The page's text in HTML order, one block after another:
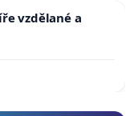
vzdělané a